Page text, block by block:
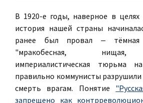
В 1920-е годы, наверное в целях
история нашей страны
ранее был провал ‒ тёмная
"мракобесная, нищая,
империалистическая тюрьма
правильно коммунисты разрушили
смерть врагам. Понятие
запрещено как